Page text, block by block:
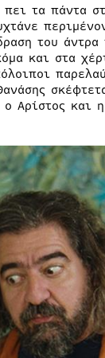
τα πάντα
του άντρα
και στα
Αρίστος και